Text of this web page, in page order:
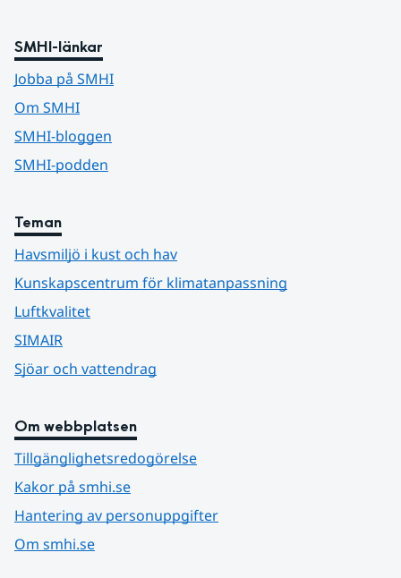
SMHI-länkar
Jobba på SMHI
Om SMHI
SMHI-bloggen
SMHI-podden
Teman
Havsmiljö i kust och hav
Kunskapscentrum för klimatanpassning
Luftkvalitet
SIMAIR
Sjöar och vattendrag
Om webbplatsen
Tillgänglighetsredogörelse
Kakor på smhi.se
Hantering av personuppgifter
Om smhi.se